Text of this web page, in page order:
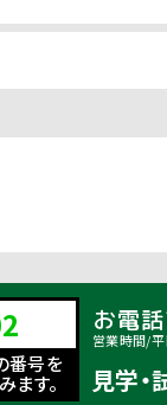
番号を
ます。
お電
営業時間/平
見学